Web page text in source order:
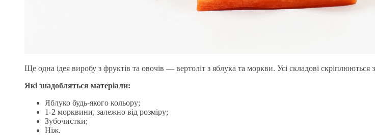
Ще одна ідея виробу з фруктів та овочів — вертоліт з яблука та моркви. Усі складові
Які знадобляться матеріали:
Яблуко будь-якого кольору;
1-2 морквини, залежно від розміру;
Зубочистки;
Ніж.